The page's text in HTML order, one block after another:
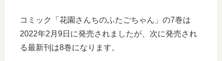
コミック「花園さんちのふたごちゃん」の7巻は
2022年2月9日に発売されましたが、次に発売され
る最新刊は8巻になります。